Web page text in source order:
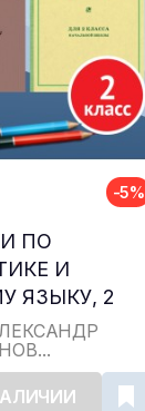
-5%
ПО
И
ЯЗЫКУ, 2